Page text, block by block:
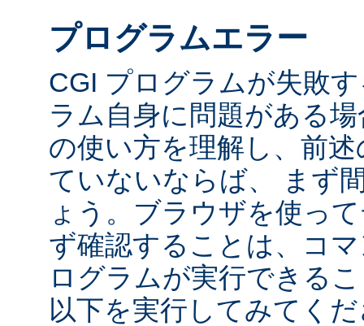
プログラムエラー
CGI プログラムが失敗
ラム自身に問題がある
の使い方を理解し、前
ていないならば、 まず
ょう。ブラウザを使っ
ず確認することは、コ
ログラムが実行できる
以下を実行してみてく